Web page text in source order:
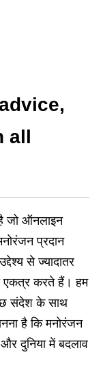
all
जो ऑनलाइन
प्रदान
से ज्यादातर
एकत्र करते हैं। हम
संदेश के साथ
है कि मनोरंजन
दुनिया में बदलाव